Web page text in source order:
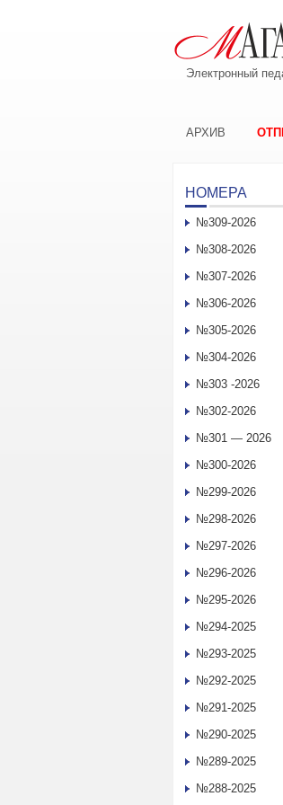
Электронный
АРХИВ
НОМЕРА
№309-2026
№308-2026
№307-2026
№306-2026
№305-2026
№304-2026
№303 -2026
№302-2026
№301 — 2026
№300-2026
№299-2026
№298-2026
№297-2026
№296-2026
№295-2026
№294-2025
№293-2025
№292-2025
№291-2025
№290-2025
№289-2025
№288-2025